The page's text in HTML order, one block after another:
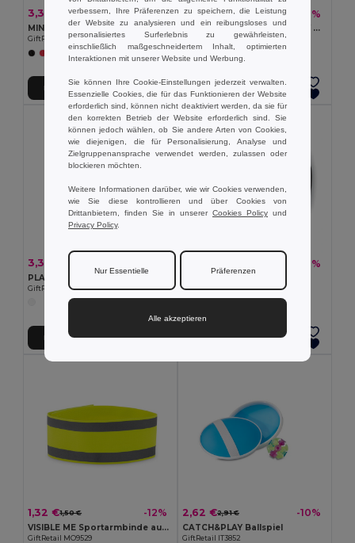
3,30 € 3,61 € -9%
MINI MATCH Beachball Spiel
GiftRetail MO1911
In den Warenkorb
2,07 €2,23 € -7%
RED POPPY Terracotta-Topf Mohnblume
GiftRetail MO6148
In den Warenkorb
3,33 €
GiftRetail MO8956
In den Warenkorb
-6%
GiftRetail MO8071
In den Warenkorb
1,32 €1,50 € -12%
VISIBLE ME Sportarmbinde aus Lycra
GiftRetail MO9529
2,62 €2,91 € -10%
CATCH&PLAY Ballspiel
GiftRetail IT3852
verbessern, Ihre Präferenzen zu speichern, die Leistung
der Website zu analysieren und ein reibungsloses und
personalisiertes Surferlebnis zu gewährleisten,
einschließlich maßgeschneidertem Inhalt, optimierten
Interaktionen mit unserer Website und Werbung.
Sie können Ihre Cookie-Einstellungen jederzeit verwalten.
Essenzielle Cookies, die für das Funktionieren der Website
erforderlich sind, können nicht deaktiviert werden, da sie für
den korrekten Betrieb der Website erforderlich sind. Sie
können jedoch wählen, ob Sie andere Arten von Cookies,
wie diejenigen, die für Personalisierung, Analyse und
Zielgruppenansprache verwendet werden, zulassen oder
blockieren möchten.
Weitere Informationen darüber, wie wir Cookies verwenden,
wie Sie diese kontrollieren und über Cookies von
Drittanbietern, finden Sie in unserer Cookies Policy und
Privacy Policy.
Nur Essentielle Präferenzen
Alle akzeptieren